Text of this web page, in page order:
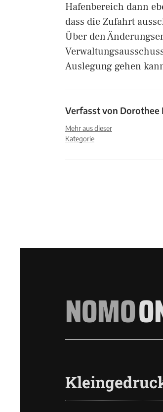
Hafenbereich dann
dass die Zufahrt
Über den
Auslegung gehen
Verfasst von Dorothee
Mehr aus dieser
Kategorie
NOMO